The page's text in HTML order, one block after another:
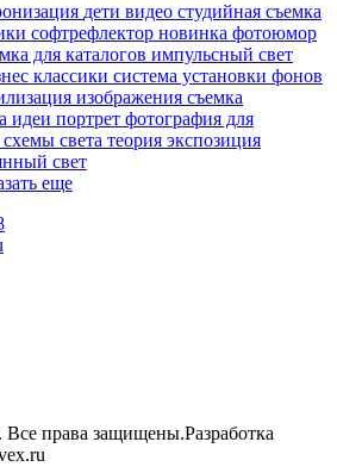
дети видео студийная съемка
софтрефлектор новинка фотоюмор
для каталогов импульсный свет
классики система установки фонов
изображения съемка
идеи портрет фотография для
схемы света теория экспозиция
свет
еще
Все права защищены.Разработка